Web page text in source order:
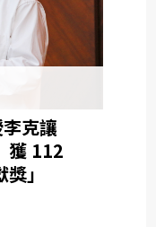
李克讓
獲 112
」